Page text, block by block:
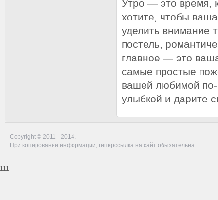
Утро — это время,
хотите, чтобы
уделить внимание
постель,
главное — это
самые простые
вашей любимой по-
улыбкой и дарите
Copyright © 2011 - 2014.
При копировании информации, гиперссылка на сайт обызательна.
111